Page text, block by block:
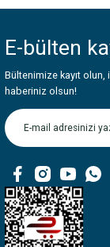
Görüş ve
Ürün resmi
Ürün
Ürün bilgilerinde
Bu ürüne benzer
E-bülten
Bültenimize kayıt
haberiniz olsun!